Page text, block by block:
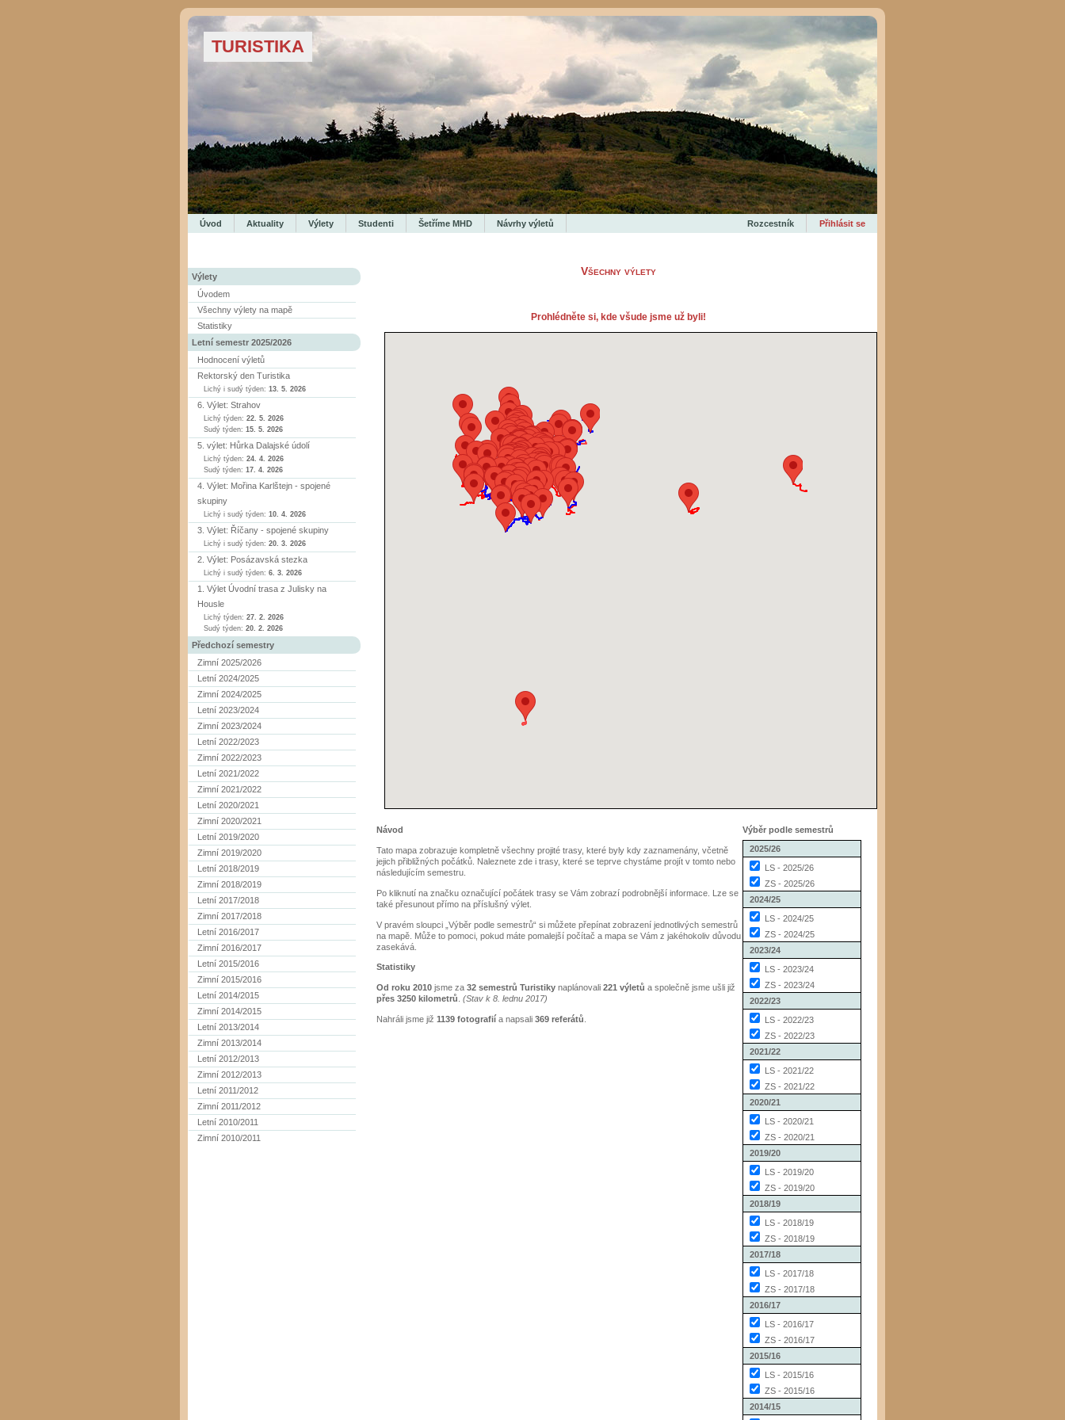
TURISTIKA
Úvod Aktuality Výlety Studenti Šetříme MHD Návrhy výletů Přihlásit se
Rozcestník
Výlety
Úvodem
Všechny výlety na mapě
Statistiky
Letní semestr 2025/2026
Hodnocení výletů
Rektorský den Turistika
Lichý i sudý týden: 13. 5. 2026
6. Výlet: Strahov
Lichý týden: 22. 5. 2026
Sudý týden: 15. 5. 2026
5. výlet: Hůrka Dalajské údolí
Lichý týden: 24. 4. 2026
Sudý týden: 17. 4. 2026
4. Výlet: Mořina Karlštejn - spojené
skupiny
Lichý i sudý týden: 10. 4. 2026
3. Výlet: Říčany - spojené skupiny
Lichý i sudý týden: 20. 3. 2026
2. Výlet: Posázavská stezka
Lichý i sudý týden: 6. 3. 2026
1. Výlet Úvodní trasa z Julisky na
Housle
Lichý týden: 27. 2. 2026
Sudý týden: 20. 2. 2026
Předchozí semestry
Zimní 2025/2026
Letní 2024/2025
Zimní 2024/2025
Letní 2023/2024
Zimní 2023/2024
Letní 2022/2023
Zimní 2022/2023
Letní 2021/2022
Zimní 2021/2022
Letní 2020/2021
Zimní 2020/2021
Letní 2019/2020
Zimní 2019/2020
Letní 2018/2019
Zimní 2018/2019
Letní 2017/2018
Zimní 2017/2018
Letní 2016/2017
Zimní 2016/2017
Letní 2015/2016
Zimní 2015/2016
Letní 2014/2015
Zimní 2014/2015
Letní 2013/2014
Zimní 2013/2014
Letní 2012/2013
Zimní 2012/2013
Letní 2011/2012
Zimní 2011/2012
Letní 2010/2011
Zimní 2010/2011
Všechny výlety
Prohlédněte si, kde všude jsme už byli!
Výběr podle semestrů
2025/26
LS - 2025/26
ZS - 2025/26
2024/25
LS - 2024/25
ZS - 2024/25
2023/24
LS - 2023/24
ZS - 2023/24
2022/23
LS - 2022/23
ZS - 2022/23
2021/22
LS - 2021/22
ZS - 2021/22
2020/21
LS - 2020/21
ZS - 2020/21
2019/20
LS - 2019/20
ZS - 2019/20
2018/19
LS - 2018/19
ZS - 2018/19
2017/18
LS - 2017/18
ZS - 2017/18
2016/17
LS - 2016/17
ZS - 2016/17
2015/16
LS - 2015/16
ZS - 2015/16
2014/15
Návod
Tato mapa zobrazuje kompletně všechny projité trasy, které byly kdy zaznamenány, včetně
jejich přibližných počátků. Naleznete zde i trasy, které se teprve chystáme projít v tomto nebo
následujícím semestru.
Po kliknutí na značku označující počátek trasy se Vám zobrazí podrobnější informace. Lze se
také přesunout přímo na příslušný výlet.
V pravém sloupci „Výběr podle semestrů“ si můžete přepínat zobrazení jednotlivých semestrů
na mapě. Může to pomoci, pokud máte pomalejší počítač a mapa se Vám z jakéhokoliv důvodu
zasekává.
Statistiky
Od roku 2010jsme za 32 semestrů Turistikynaplánovali 221 výletů a společně jsme ušli již
přes 3250 kilometrů (Stav k 8. lednu 2017)
Nahráli jsme již 1139 fotografiía napsali 369 referátů